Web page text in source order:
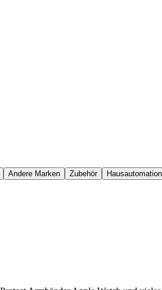
Andere Marken Zubehör Hausautomation